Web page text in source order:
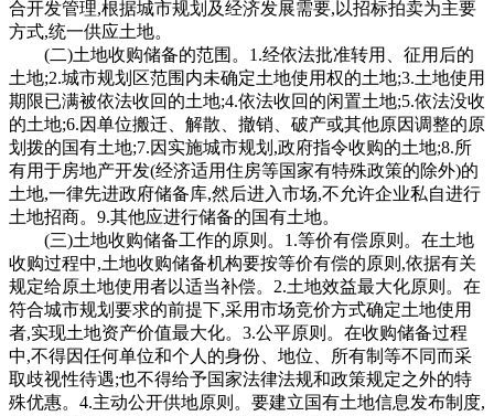
合开发管理,根据城市规划及经济发展需要,以招标拍卖为主要
方式,统一供应土地。
(二)土地收购储备的范围。1.经依法批准转用、征用后的
土地;2.城市规划区范围内未确定土地使用权的土地;3.土地使用
期限已满被依法收回的土地;4.依法收回的闲置土地;5.依法没收
的土地;6.因单位搬迁、解散、撤销、破产或其他原因调整的原
划拨的国有土地;7.因实施城市规划,政府指令收购的土地;8.所
有用于房地产开发(经济适用住房等国家有特殊政策的除外)的
土地,一律先进政府储备库,然后进入市场,不允许企业私自进行
土地招商。9.其他应进行储备的国有土地。
(三)土地收购储备工作的原则。1.等价有偿原则。在土地
收购过程中,土地收购储备机构要按等价有偿的原则,依据有关
规定给原土地使用者以适当补偿。2.土地效益最大化原则。在
符合城市规划要求的前提下,采用市场竞价方式确定土地使用
者,实现土地资产价值最大化。3.公平原则。在收购储备过程
中,不得因任何单位和个人的身份、地位、所有制等不同而采
取歧视性待遇;也不得给予国家法律法规和政策规定之外的特
殊优惠。4.主动公开供地原则。要建立国有土地信息发布制度,